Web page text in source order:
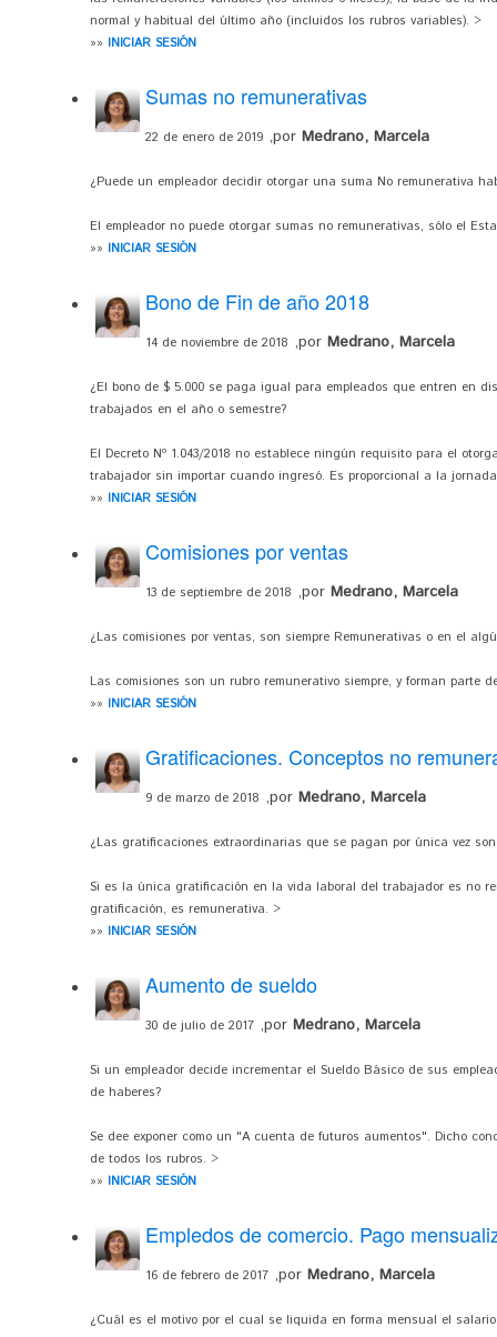
normal y habitual del último año (incluidos los rubros variables). >
»» INICIAR SESIÓN
Sumas no remunerativas
22 de enero de 2019 ,por Medrano, Marcela
¿Puede un empleador decidir otorgar una suma No remunerativa
El empleador no puede otorgar sumas no remunerativas, sólo el
»» INICIAR SESIÓN
Bono de Fin de año 2018
14 de noviembre de 2018 ,por Medrano, Marcela
¿El bono de $ 5.000 se paga igual para empleados que entren en
trabajados en el año o semestre?
El Decreto Nº 1.043/2018 no establece ningún requisito para el
trabajador sin importar cuando ingresó. Es proporcional a la
»» INICIAR SESIÓN
Comisiones por ventas
13 de septiembre de 2018 ,por Medrano, Marcela
¿Las comisiones por ventas, son siempre Remunerativas o en el
Las comisiones son un rubro remunerativo siempre, y forman parte
»» INICIAR SESIÓN
Gratificaciones. Conceptos no
9 de marzo de 2018 ,por Medrano, Marcela
¿Las gratificaciones extraordinarias que se pagan por única vez
Si es la única gratificación en la vida laboral del trabajador es no
gratificación, es remunerativa. >
»» INICIAR SESIÓN
Aumento de sueldo
30 de julio de 2017 ,por Medrano, Marcela
Si un empleador decide incrementar el Sueldo Básico de sus
de haberes?
Se dee exponer como un "A cuenta de futuros aumentos". Dicho
de todos los rubros. >
»» INICIAR SESIÓN
Empledos de comercio. Pago
16 de febrero de 2017 ,por Medrano, Marcela
¿Cuál es el motivo por el cual se liquida en forma mensual el